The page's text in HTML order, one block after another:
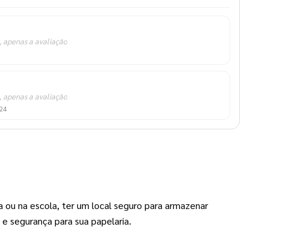
a avaliação
a avaliação
na escola, ter um local seguro para armazenar
segurança para sua papelaria.